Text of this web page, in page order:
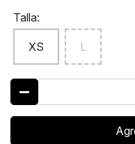
Talla:
XS L